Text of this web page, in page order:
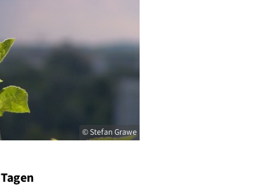
© Stefan Grawe